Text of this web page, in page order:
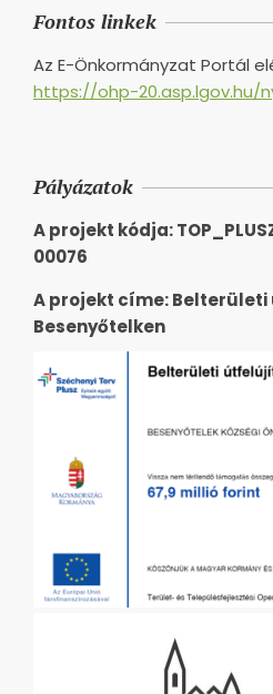
Fontos linkek
Az E-Önkormányzat Portál
https://ohp-20.asp.lgov.hu/
Pályázatok
A projekt kódja:
00076
A projekt címe:
Besenyőtelken